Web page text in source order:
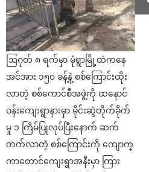
ဩဂုတ် ၈ ရက်မှာ မုံရွာမြို့ထဲကနေ
အင်အား ၁၅၀ ခန့်နဲ့ စစ်ကြောင်းထိုး
လာတဲ့ စစ်ကောင်စီအဖွဲ့ကို ထနောင်
ဝန်းကျေးရွာနားမှာ မိုင်းဆွဲတိုက်ခိုက်
မှု ၁ ကြိမ်ပြုလုပ်ပြီးနောက် ဆက်
တက်လာတဲ့ စစ်ကြောင်းကို ကျောက္
ကာတောင်ကျေးရွာအနီးမှာ ကြား